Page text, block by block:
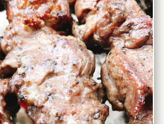
帯:
¥4,000
–
¥12,000